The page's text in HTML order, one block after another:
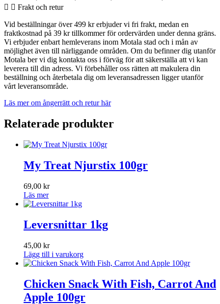
Frakt och retur
Vid beställningar över 499 kr erbjuder vi fri frakt, medan en
fraktkostnad på 39 kr tillkommer för ordervärden under denna gräns.
Vi erbjuder enbart hemleverans inom Motala stad och i mån av
möjlighet även till närliggande områden. Om du befinner dig utanför
Motala ber vi dig kontakta oss i förväg för att säkerställa att vi kan
leverera till din adress. Vi förbehåller oss rätten att makulera din
beställning och återbetala dig om leveransadressen ligger utanför
vårt leveransområde.
Läs mer om ångerrätt och retur här
Relaterade produkter
My Treat Njurstix 100gr
69,00 kr
Läs mer
Leversnittar 1kg
45,00 kr
Lägg till i varukorg
Chicken Snack With Fish, Carrot And
Apple 100gr